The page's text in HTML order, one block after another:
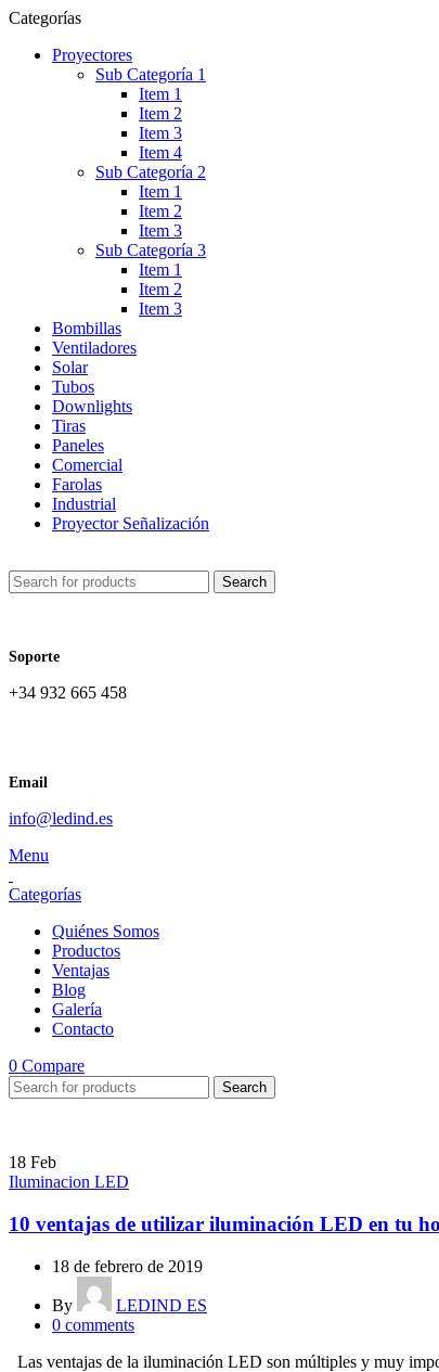
Categorías
Proyectores
Sub Categoría 1
Item 1
Item 2
Item 3
Item 4
Sub Categoría 2
Item 1
Item 2
Item 3
Sub Categoría 3
Item 1
Item 2
Item 3
Bombillas
Ventiladores
Solar
Tubos
Downlights
Tiras
Paneles
Comercial
Farolas
Industrial
Proyector Señalización
Search
Soporte
+34 932 665 458‬
Email
info@ledind.es
Menu
Categorías
Quiénes Somos
Productos
Ventajas
Blog
Galería
Contacto
0 Compare
Search
18 Feb
Iluminacion LED
10 ventajas de utilizar iluminación LED en tu
18 de febrero de 2019
By
LEDIND ES
0 comments
Las ventajas de la iluminación LED son múltiples y muy